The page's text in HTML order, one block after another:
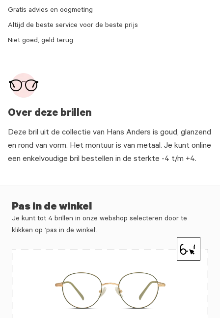
Over deze brillen
Deze bril uit de collectie van Hans Anders is goud, glanzend
en rond van vorm. Het montuur is van metaal. Je kunt online
een enkelvoudige bril bestellen in de sterkte -4 t/m +4.
Gratis advies en oogmeting
Altijd de beste service voor de beste prijs
Niet goed, geld terug
Pas in de winkel
Je kunt tot 4 brillen in onze webshop selecteren door te
klikken op ‘pas in de winkel’.